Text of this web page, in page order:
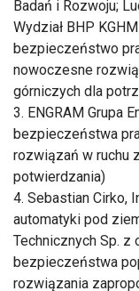
Badań i Rozwoju;
Wydział BHP
bezpieczeństwo
nowoczesne
górniczych dla
3. ENGRAM Grupa
bezpieczeństwa
rozwiązań w ruchu
potwierdzania)
4. Sebastian Cirko,
automatyki pod
Technicznych Sp. z
bezpieczeństwa
rozwiązania